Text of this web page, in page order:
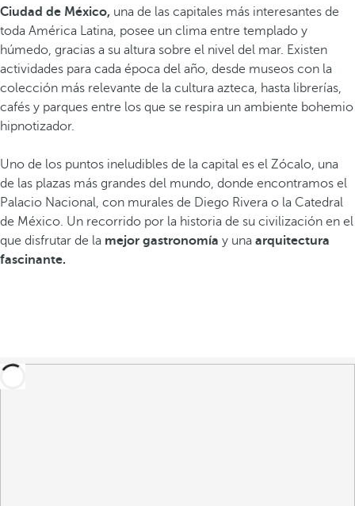
Ciudad de México, una de las capitales más interesantes de
toda América Latina, posee un clima entre templado y
húmedo, gracias a su altura sobre el nivel del mar. Existen
actividades para cada época del año, desde museos con la
colección más relevante de la cultura azteca, hasta librerías,
cafés y parques entre los que se respira un ambiente bohemio
hipnotizador.
Uno de los puntos ineludibles de la capital es el Zócalo, una
de las plazas más grandes del mundo, donde encontramos el
Palacio Nacional, con murales de Diego Rivera o la Catedral
de México. Un recorrido por la historia de su civilización en el
que disfrutar de la mejor gastronomía y una arquitectura
fascinante.